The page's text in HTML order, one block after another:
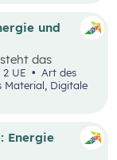
Energie
und
das
Es
und
und unser
UE
Art des
Material, Digitale